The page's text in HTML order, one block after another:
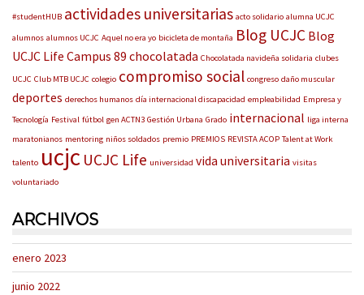
#studentHUB actividades universitarias acto solidario alumna UCJC
alumnos alumnos UCJC Aquel no era yo bicicleta de montaña Blog UCJC Blog
UCJC Life Campus 89 chocolatada Chocolatada navideña solidaria clubes
UCJC Club MTB UCJC colegio compromiso social congreso daño muscular
deportes derechos humanos día internacional discapacidad empleabilidad Empresa y
Tecnología Festival fútbol gen ACTN3 Gestión Urbana Grado internacional liga interna
maratonianos mentoring niños soldados premio PREMIOS REVISTA ACOP Talent at Work
talento ucjc UCJC Life universidad vida universitaria visitas
voluntariado
ARCHIVOS
enero 2023
junio 2022